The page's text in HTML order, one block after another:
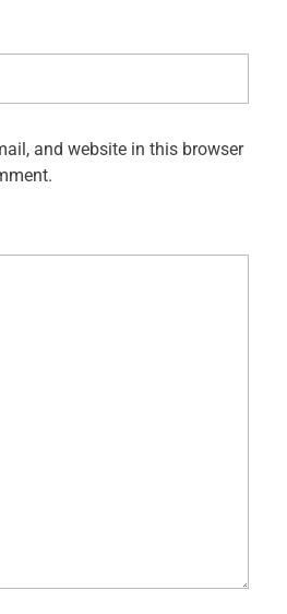
and website in this browser